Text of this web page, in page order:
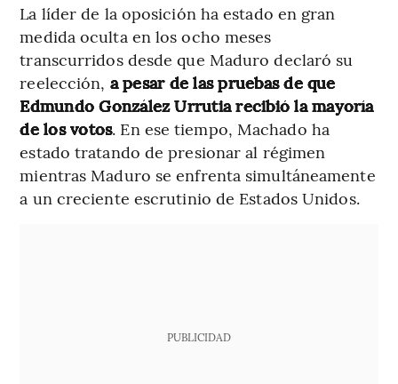
La líder de la oposición ha estado en gran
medida oculta en los ocho meses
transcurridos desde que Maduro declaró su
reelección, a pesar de las pruebas de que
Edmundo González Urrutia recibió la mayoría
de los votos. En ese tiempo, Machado ha
estado tratando de presionar al régimen
mientras Maduro se enfrenta simultáneamente
a un creciente escrutinio de Estados Unidos.
PUBLICIDAD